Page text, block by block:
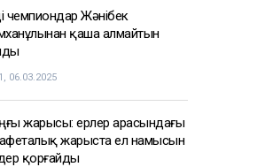
чемпиондар Жәнібек
қаша алмайтын
06.03.2025
жарысы: ерлер арасындағы
жарыста ел намысын
қорғайды